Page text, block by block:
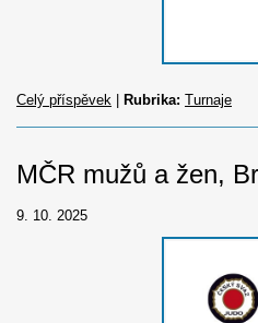
Celý příspěvek | Rubrika: Turnaje
MČR mužů a žen,
9. 10. 2025